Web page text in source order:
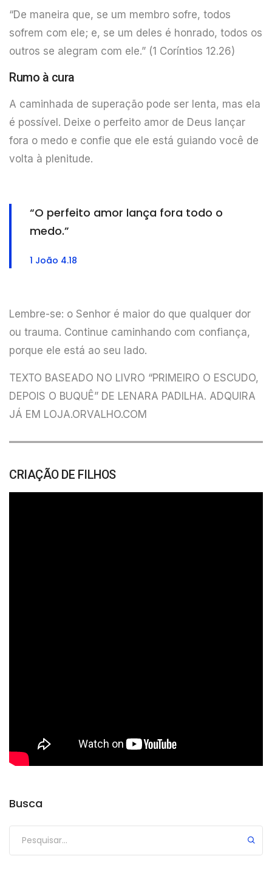
“De maneira que, se um membro sofre, todos
sofrem com ele; e, se um deles é honrado, todos os
outros se alegram com ele.” (1 Coríntios 12.26)
Rumo à cura
A caminhada de superação pode ser lenta, mas ela
é possível. Deixe o perfeito amor de Deus lançar
fora o medo e confie que ele está guiando você de
volta à plenitude.
“O perfeito amor lança fora todo o
medo.”
1 João 4.18
Lembre-se: o Senhor é maior do que qualquer dor
ou trauma. Continue caminhando com confiança,
porque ele está ao seu lado.
TEXTO BASEADO NO LIVRO “PRIMEIRO O ESCUDO,
DEPOIS O BUQUÊ” DE LENARA PADILHA. ADQUIRA
JÁ EM LOJA.ORVALHO.COM
CRIAÇÃO DE FILHOS
Busca